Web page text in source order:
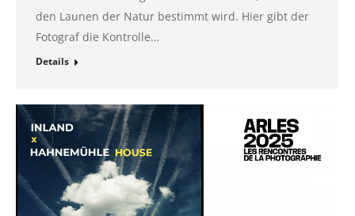
den Launen der Natur bestimmt wird. Hier gibt der
Fotograf die Kontrolle…
Details